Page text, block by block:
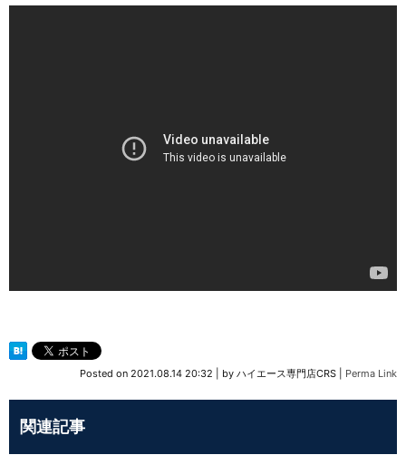
Posted on 2021.08.14 20:32 by ハイエース専門店CRS Perma Link
関連記事